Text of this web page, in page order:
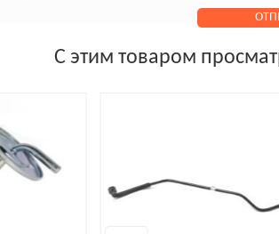
С этим товаром